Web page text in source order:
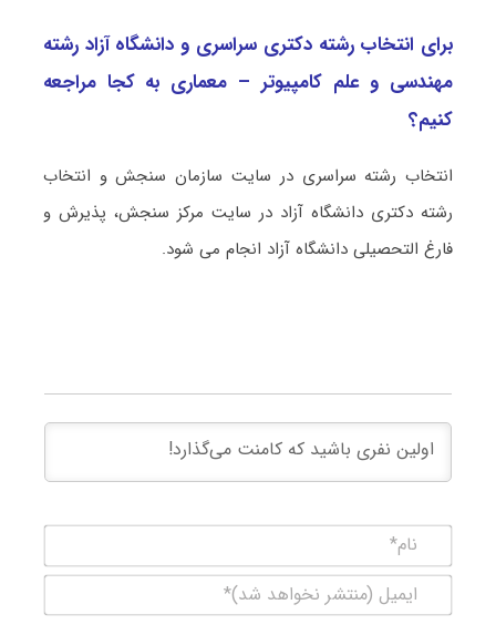
برای انتخاب رشته دکتری سراسری و دانشگاه آزاد رشته
مهندسی و علم کامپیوتر – معماری به کجا مراجعه
کنیم؟
انتخاب رشته سراسری در سایت سازمان سنجش و انتخاب
رشته دکتری دانشگاه آزاد در سایت مرکز سنجش، پذیرش و
فارغ التحصیلی دانشگاه آزاد انجام می شود.
(منتشر